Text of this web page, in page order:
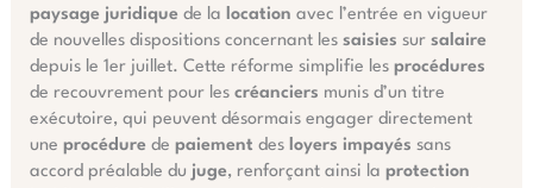
paysage juridique de la location avec l’entrée en vigueur
de nouvelles dispositions concernant les saisies sur salaire
depuis le 1er juillet. Cette réforme simplifie les procédures
de recouvrement pour les créanciers munis d’un titre
exécutoire, qui peuvent désormais engager directement
une procédure de paiement des loyers impayés sans
accord préalable du juge, renforçant ainsi la protection